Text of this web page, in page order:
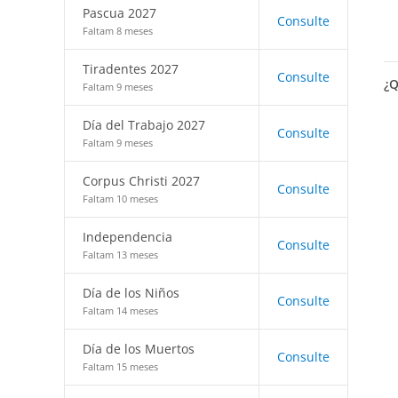
Pascua 2027
Faltam 8 meses
Consulte
Tiradentes 2027
Faltam 9 meses
Consulte
Día del Trabajo 2027
Faltam 9 meses
Consulte
Corpus Christi 2027
Faltam 10 meses
Consulte
Independencia
Faltam 13 meses
Consulte
Día de los Niños
Faltam 14 meses
Consulte
Día de los Muertos
Faltam 15 meses
Consulte